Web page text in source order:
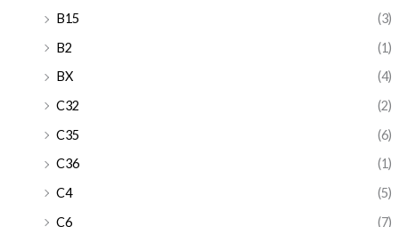
B15
(3)
B2
(1)
BX
(4)
C32
(2)
C35
(6)
C36
(1)
C4
(5)
C6
(7)